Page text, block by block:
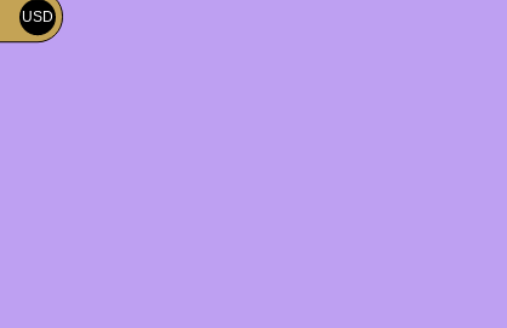
USD